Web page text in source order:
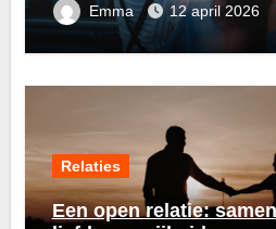
Emma 12 april 2026
Relaties
Een open relatie: